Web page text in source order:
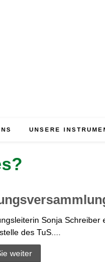
UNSERE
Sonja
des TuS....
weiter